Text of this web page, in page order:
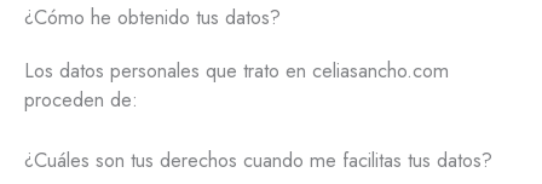
¿Cómo he obtenido tus datos?
Los datos personales que trato en celiasancho.com
proceden de:
¿Cuáles son tus derechos cuando me facilitas tus datos?